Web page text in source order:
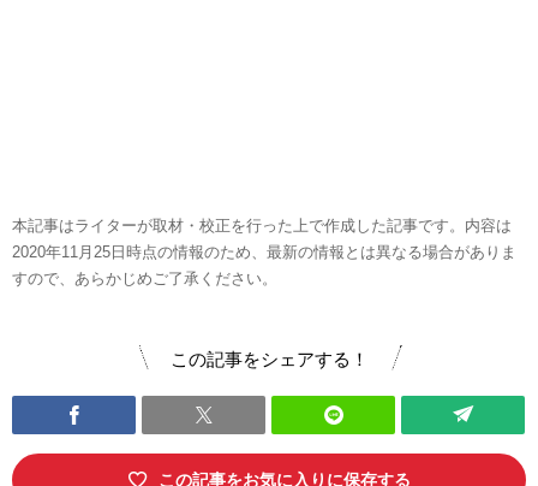
本記事はライターが取材・校正を行った上で作成した記事です。内容は
2020年11月25日時点の情報のため、最新の情報とは異なる場合がありま
すので、あらかじめご了承ください。
この記事をシェアする！
この記事をお気に入りに保存する